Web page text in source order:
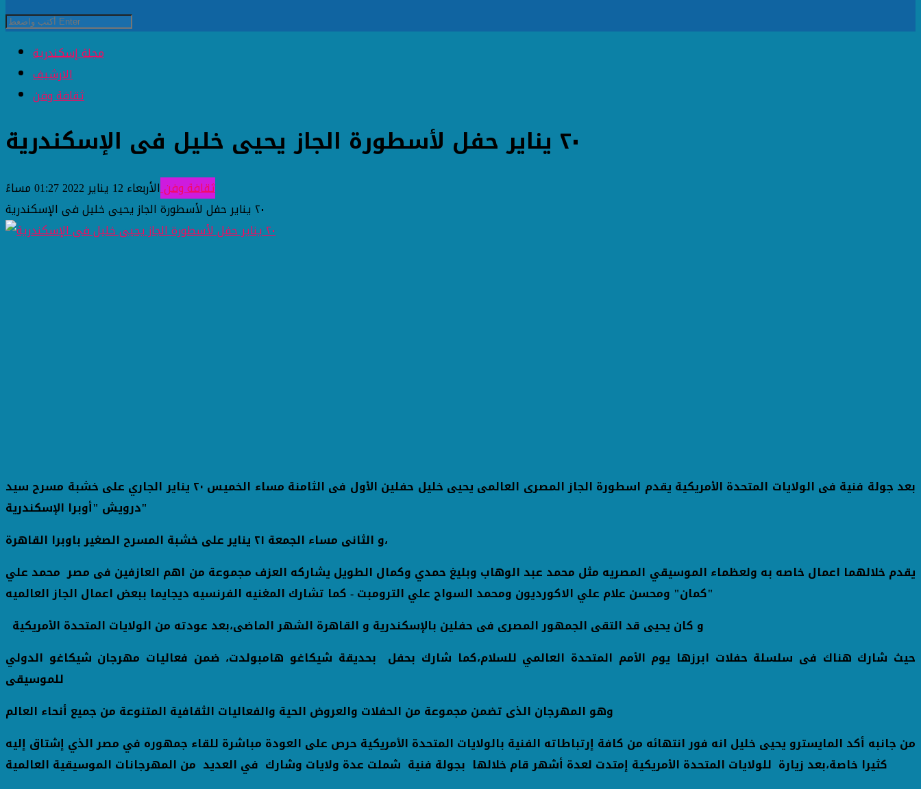
مجلة إسكندرية
الارشيف
ثقافة وفن
٢٠ يناير حفل لأسطورة الجاز يحيى خليل فى الإسكندرية
ثقافة وفنالأربعاء 12 يناير 2022 01:27 مساءً
٢٠ يناير حفل لأسطورة الجاز يحيى خليل فى الإسكندرية
بعد جولة فنية فى الولايات المتحدة الأمريكية يقدم اسطورة الجاز المصرى العالمى يحيى خليل حفلين الأول فى الثامنة مساء الخميس ٢٠ يناير الجاري على خشبة مسرح سيد
درويش "أوبرا الإسكندرية"
و الثانى مساء الجمعة ٢١ يناير على خشبة المسرح الصغير باوبرا القاهرة،
يقدم خلالهما اعمال خاصه به ولعظماء الموسيقي المصريه مثل محمد عبد الوهاب وبليغ حمدي وكمال الطويل يشاركه العزف مجموعة من اهم العازفين فى مصر محمد علي
"كمان" ومحسن علام علي الاكورديون ومحمد السواح علي الترومبت - كما تشارك المغنيه الفرنسيه ديجايما ببعض اعمال الجاز العالميه
حيث شارك هناك فى سلسلة حفلات ابرزها يوم الأمم المتحدة العالمي للسلام،كما شارك بحفل بحديقة شيكاغو هامبولدت، ضمن فعاليات مهرجان شيكاغو الدولي
للموسيقى
وهو المهرجان الذى تضمن مجموعة من الحفلات والعروض الحية والفعاليات الثقافية المتنوعة من جميع أنحاء العالم
من جانبه أكد المايسترو يحيى خليل انه فور انتهائه من كافة إرتباطاته الفنية بالولايات المتحدة الأمريكية حرص على العودة مباشرة للقاء جمهوره في مصر الذي إشتاق إليه
كثيرا خاصة،بعد زيارة للولايات المتحدة الأمريكية إمتدت لعدة أشهر قام خلالها بجولة فنية شملت عدة ولايات وشارك في العديد من المهرجانات الموسيقية العالمية